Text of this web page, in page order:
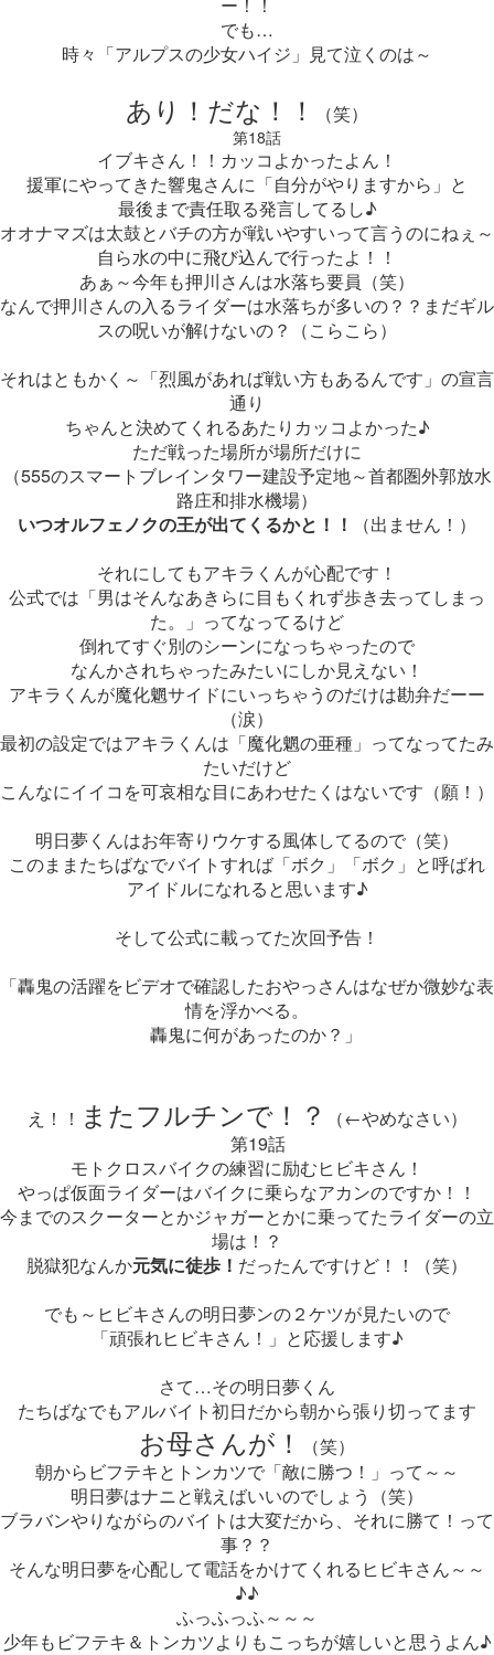
でも…
時々「アルプスの少女ハイジ」見て泣くのは～
あり！だな！！ （笑）
第18話
イブキさん！！カッコよかったよん！
援軍にやってきた響鬼さんに「自分がやりますから」と
最後まで責任取る発言してるし♪
オオナマズは太鼓とバチの方が戦いやすいって言うのにねぇ～
自ら水の中に飛び込んで行ったよ！！
あぁ～今年も押川さんは水落ち要員（笑）
なんで押川さんの入るライダーは水落ちが多いの？？まだギル
スの呪いが解けないの？（こらこら）
それはともかく～「烈風があれば戦い方もあるんです」の宣言
通り
ちゃんと決めてくれるあたりカッコよかった♪
ただ戦った場所が場所だけに
（555のスマートブレインタワー建設予定地～首都圏外郭放水
路庄和排水機場）
いつオルフェノクの王が出てくるかと！！
（出ません！）
それにしてもアキラくんが心配です！
公式では「男はそんなあきらに目もくれず歩き去ってしまっ
た。」ってなってるけど
倒れてすぐ別のシーンになっちゃったので
なんかされちゃったみたいにしか見えない！
アキラくんが魔化魍サイドにいっちゃうのだけは勘弁だーー
（涙）
最初の設定ではアキラくんは「魔化魍の亜種」ってなってたみ
たいだけど
こんなにイイコを可哀相な目にあわせたくはないです（願！）
明日夢くんはお年寄りウケする風体してるので（笑）
このままたちばなでバイトすれば「ボク」「ボク」と呼ばれ
アイドルになれると思います♪
そして公式に載ってた次回予告！
「轟鬼の活躍をビデオで確認したおやっさんはなぜか微妙な表
情を浮かべる。
轟鬼に何があったのか？」
え！！ またフルチンで！？
（←やめなさい）
第19話
モトクロスバイクの練習に励むヒビキさん！
やっぱ仮面ライダーはバイクに乗らなアカンのですか！！
今までのスクーターとかジャガーとかに乗ってたライダーの立
場は！？
脱獄犯なんか元気に徒歩！ だったんですけど！！（笑）
でも～ヒビキさんの明日夢ンの２ケツが見たいので
「頑張れヒビキさん！」と応援します♪
さて…その明日夢くん
たちばなでもアルバイト初日だから朝から張り切ってます
お母さんが！
（笑）
朝からビフテキとトンカツで「敵に勝つ！」って～～
明日夢はナニと戦えばいいのでしょう（笑）
ブラバンやりながらのバイトは大変だから、それに勝て！って
事？？
そんな明日夢を心配して電話をかけてくれるヒビキさん～～
♪♪
ふっふっふ～～～
少年もビフテキ＆トンカツよりもこっちが嬉しいと思うよん♪